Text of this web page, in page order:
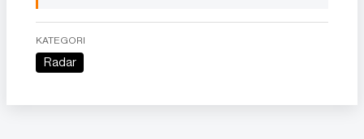
KATEGORI
Radar